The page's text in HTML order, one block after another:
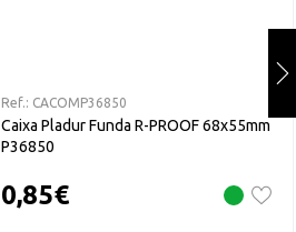
Ref.: CACOMP36850
Caixa Pladur Funda R-PROOF 68x55mm
P36850
0,85€